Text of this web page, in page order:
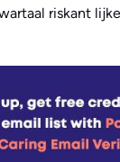
riskant